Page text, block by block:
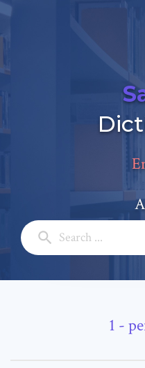
-
Add a
Full Name: *
Comment: *